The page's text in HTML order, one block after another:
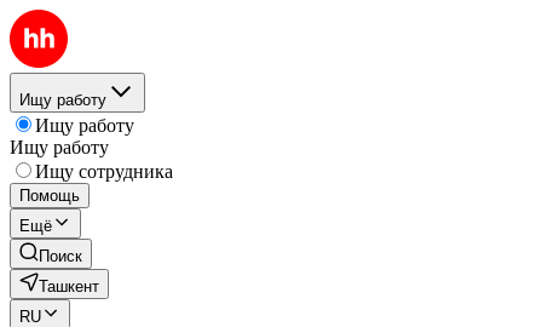
Ищу работу
Ищу работу
Ищу работу
Ищу сотрудника
Помощь
Ещё
Поиск
Ташкент
RU